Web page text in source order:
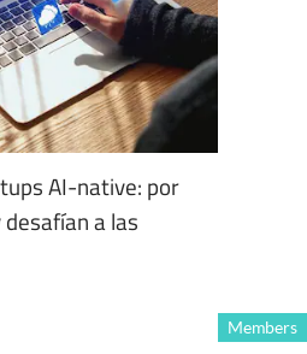
AI-native: por
a las
Members